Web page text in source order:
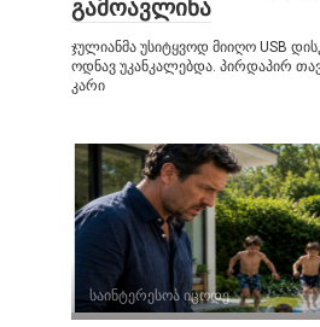
გამოავლინა
ჯულიანმა უსიტყვოდ მიიღო USB
ოდნავ უკანკალებდა. პირდაპირ
კარი
საინტერესოა იცოდე